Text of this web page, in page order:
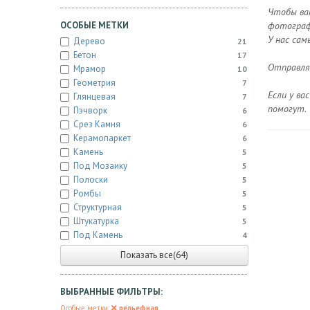
ОСОБЫЕ МЕТКИ
Дерево
21
Бетон 17
Мрамор 10
Геометрия 7
Глянцевая 7
Пэчворк 6
Срез Камня 6
Керамопаркет 6
Камень 5
Под Мозаику 5
Полоски 5
Ромбы 5
Структурная 5
Штукатурка 5
Под Камень 4
Показать все(64)
ВЫБРАННЫЕ ФИЛЬТРЫ:
Особые метки: рельефная
Чтобы
У нас
Если у
помогут.